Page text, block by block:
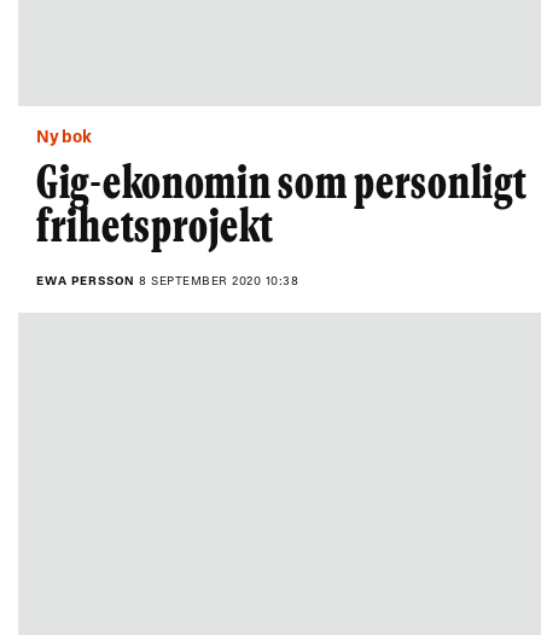
Ny bok
Gig-ekonomin som personligt
frihetsprojekt
EWA PERSSON 8 SEPTEMBER 2020 10:38